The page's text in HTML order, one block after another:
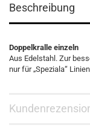
Beschreibung
Doppelkralle einzeln
Aus Edelstahl. Zur
nur für „Speziala“